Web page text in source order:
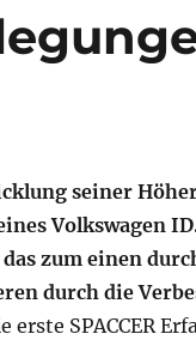
seiner
Volkswagen
zum einen
durch die
erste SPACCER